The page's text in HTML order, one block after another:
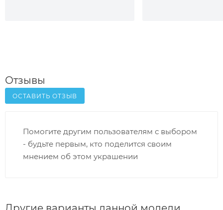
Отзывы
ОСТАВИТЬ ОТЗЫВ
Помогите другим пользователям с выбором
- будьте первым, кто поделится своим
мнением об этом украшении